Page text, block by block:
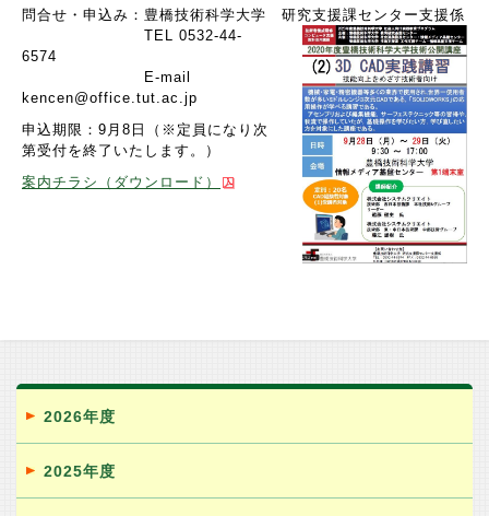
問合せ・申込み：豊橋技術科学大学 研究支援課センター支援係
TEL 0532-44-
6574
E-mail
kencen@office.tut.ac.jp
申込期限：9月8日（※定員になり次
第受付を終了いたします。）
案内チラシ（ダウンロード）
2026年度
2025年度